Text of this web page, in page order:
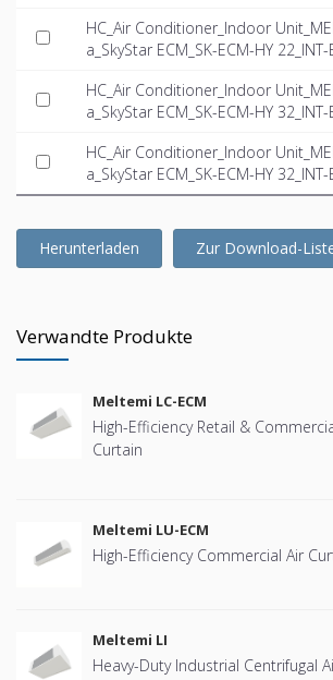
HC_Air Conditioner_Indoor
a_SkyStar ECM_SK-ECM-HY
HC_Air Conditioner_Indoor
a_SkyStar ECM_SK-ECM-HY
HC_Air Conditioner_Indoor
a_SkyStar ECM_SK-ECM-HY
Herunterladen Zur Download-
Verwandte Produkte
Meltemi LC-ECM
High-Efficiency Retail &
Curtain
Meltemi LU-ECM
High-Efficiency Commercial Air
Meltemi LI
Heavy-Duty Industrial Centrifugal